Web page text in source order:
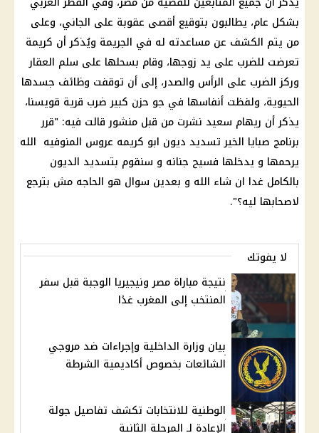
بشكل عام، يطالبون بتوقيع أقصى عقوبة على الجاني، وعلى
من يتم الكشف عن مساعدته له في الجريمة ويُذكر أن كريمة
تعرضت للضرب على يد زوجها، وقام بسحلها على سلم العقار
وركز الضرب على الرأس والصدر، إلى أن توقفت وظائف جسدها
الحيوية، ولفظت أنفاسها في جو حزن كبير ضرب قرية قويسنا،
يذكر أن ريهام سعيد نشرت من قبل منشور قالت فيه: "قرر
برنامج صبايا الخيرتسديد ديون ابو كريمه عروس المنوفيه الله
يرحمها و يدخلها فسيح جنانه و سنقوم بتسديد الديون
بالكامل غدا ان شاء الله و بعدين سوال هو الحاجه مش بترجع
لاصحابها ليه؟".
لا يفوتك
نتيجة مباراة مصر ونيجيريا الوجبة قبل سفر
المنتخب إلى المغرب غدًا
بيان وزارة الداخلية وإجراءات ضد مروجي
الشائعات بخصوص أكاديمية الشرطة
الوطنية للانتخابات تكشف تفاصيل جولة
الإعادة لـ المرحلة الثانية